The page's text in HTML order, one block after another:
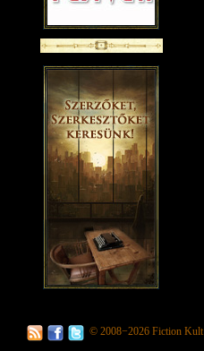
© 2008−2026 Fiction Kult